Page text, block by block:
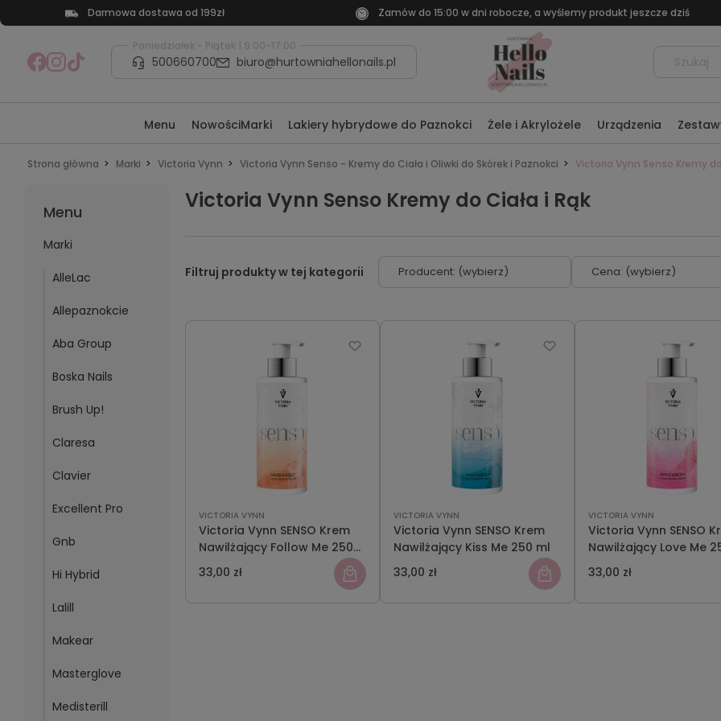
Darmowa dostawa od 199zł Zamów do 15:00 w dni robocze, a wyślemy produkt jeszcze dziś
Poniedziałek - Piątek | 9:00-17:00
500660700 biuro@hurtowniahellonails.pl
Menu NowościMarki Lakiery hybrydowe do Paznokci Żele i Akrylożele Urządzenia
Strona główna Marki Victoria Vynn Victoria Vynn Senso - Kremy do Ciała i Oliwki do Skórek i Paznokci Victoria Vynn Senso Kremy
Menu
Marki
AlleLac
Allepaznokcie
Aba Group
Boska Nails
Brush Up!
Claresa
Clavier
Excellent Pro
Gnb
Hi Hybrid
Lalill
Makear
Masterglove
Medisterill
Victoria Vynn Senso Kremy do Ciała i Rąk
Producent: (wybierz) Cena: (wybierz)
VICTORIA VYNN
Victoria Vynn SENSO Krem
Nawilżający Follow Me 250
ml
33,00 zł
VICTORIA VYNN
Victoria Vynn SENSO Krem
Nawilżający Kiss Me 250 ml
33,00 zł
VICTORIA VYNN
Victoria Vynn SENSO
Nawilżający Love Me
33,00 zł